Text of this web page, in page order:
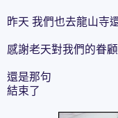
昨天 我們也去龍山寺
感謝老天對我們的眷顧
還是那句
結束了